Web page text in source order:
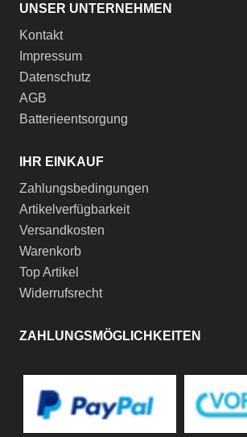
UNSER UNTERNEHMEN
Kontakt
Impressum
Datenschutz
AGB
Batterieentsorgung
IHR EINKAUF
Zahlungsbedingungen
Artikelverfügbarkeit
Versandkosten
Warenkorb
Top Artikel
Widerrufsrecht
ZAHLUNGSMÖGLICHKEITEN